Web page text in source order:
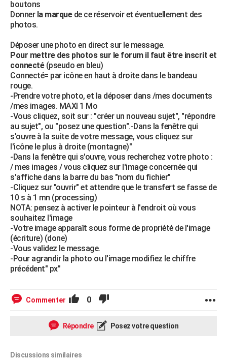
boutons
Donnerla marque de ce réservoir et éventuellement des
photos.
Déposer une photo en direct sur le message.
Pour mettre des photos sur le forum il faut être inscrit et
connecté (pseudo en bleu)
Connecté= par icône en haut à droite dans le bandeau
rouge.
-Prendre votre photo, et la déposer dans /mes documents
/mes images. MAXI 1 Mo
-Vous cliquez, soit sur : "créer un nouveau sujet", "répondre
au sujet", ou "posez une question".-Dans la fenêtre qui
s'ouvre à la suite de votre message, vous cliquez sur
l'icône le plus à droite (montagne)"
-Dans la fenêtre qui s'ouvre, vous recherchez votre photo :
/ mes images / vous cliquez sur l'image concernée qui
s'affiche dans la barre du bas "nom du fichier"
-Cliquez sur "ouvrir" et attendre que le transfert se fasse de
10 s à 1 mn (processing)
NOTA: pensez à activer le pointeur à l'endroit où vous
souhaitez l'image
-Votre image apparaît sous forme de propriété de l'image
(écriture) (done)
-Vous validez le message.
-Pour agrandir la photo ou l'image modifiez le chiffre
précédent" px"
Commenter 0
Répondre Posez votre question
Discussions similaires